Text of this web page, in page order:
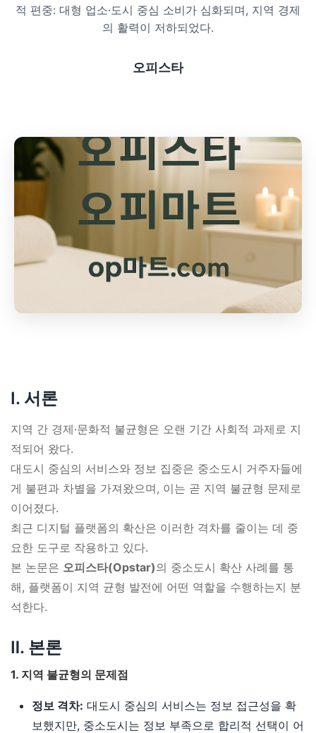
적 편중: 대형 업소·도시 중심 소비가 심화되며, 지역 경제
의 활력이 저하되었다.
오피스타
Ⅰ. 서론
지역 간 경제·문화적 불균형은 오랜 기간 사회적 과제로 지
적되어 왔다.
대도시 중심의 서비스와 정보 집중은 중소도시 거주자들에
게 불편과 차별을 가져왔으며, 이는 곧 지역 불균형 문제로
이어졌다.
최근 디지털 플랫폼의 확산은 이러한 격차를 줄이는 데 중
요한 도구로 작용하고 있다.
본 논문은 오피스타(Opstar)의 중소도시 확산 사례를 통
해, 플랫폼이 지역 균형 발전에 어떤 역할을 수행하는지 분
석한다.
Ⅱ. 본론
1. 지역 불균형의 문제점
정보 격차: 대도시 중심의 서비스는 정보 접근성을 확
보했지만, 중소도시는 정보 부족으로 합리적 선택이 어